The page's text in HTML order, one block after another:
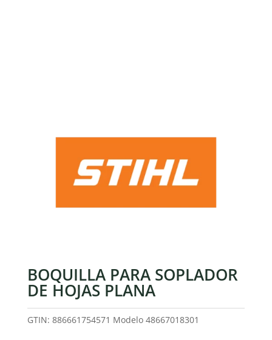
BOQUILLA PARA SOPLADOR
DE HOJAS PLANA
GTIN: 886661754571 Modelo 48667018301